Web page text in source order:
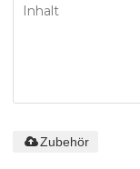
Zubehör